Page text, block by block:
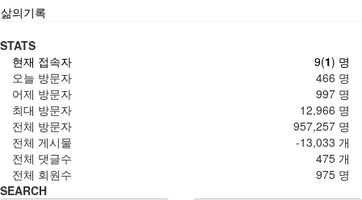
삶의기록
STATS
9(1) 명
현재 접속자
466 명
오늘 방문자
997 명
어제 방문자
12,966 명
최대 방문자
957,257 명
전체 방문자
-13,033 개
전체 게시물
475 개
전체 댓글수
975 명
전체 회원수
SEARCH